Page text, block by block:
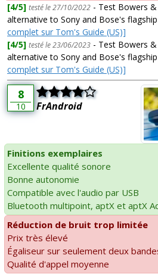
[4/5] testé le 27/10/2022 - Test Bowers &
alternative to Sony and Bose's
complet sur Tom's Guide (US)]
[4/5] testé le 23/06/2023 - Test Bowers &
alternative to Sony and Bose's
complet sur Tom's Guide (US)]
8
10 FrAndroid
Finitions exemplaires
Excellente qualité sonore
Bonne autonomie
Compatible avec l'audio par USB
Bluetooth multipoint, aptX et aptX
Réduction de bruit trop limitée
Prix très élevé
Égaliseur sur seulement deux
Qualité d'appel moyenne